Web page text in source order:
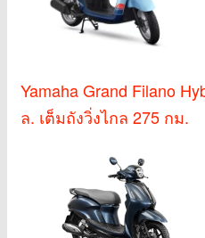
Yamaha Grand Filano
ล. เต็มถังวิ่งไกล 275 กม.